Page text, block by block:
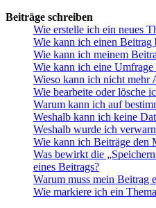
Beiträge schreiben
Wie erstelle ich ein neues
Wie kann ich einen Beitrag
Wie kann ich meinem
Wie kann ich eine Umfrage
Wieso kann ich nicht mehr
Wie bearbeite oder lösche
Warum kann ich auf
Weshalb kann ich keine
Weshalb wurde ich
Wie kann ich Beiträge den
Was bewirkt die
eines Beitrags?
Warum muss mein Beitrag
Wie markiere ich ein